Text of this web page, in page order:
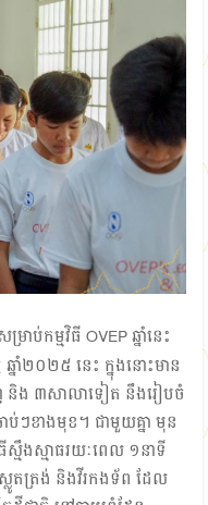
ប់កម្មវិធី OVEP ឆ្នាំនេះ
ាំ២០២៥ នេះ ក្នុងនោះមាន
និង ៣សាលាទៀត នឹងរៀបចំ
ាប់ៗខាងមុខ។ ជាមួយគ្នា មុន
ស្មឹងស្មាធរយៈពេល ១នាទី
ស្លូតត្រង់ និងវីរកងទ័ព ដែល